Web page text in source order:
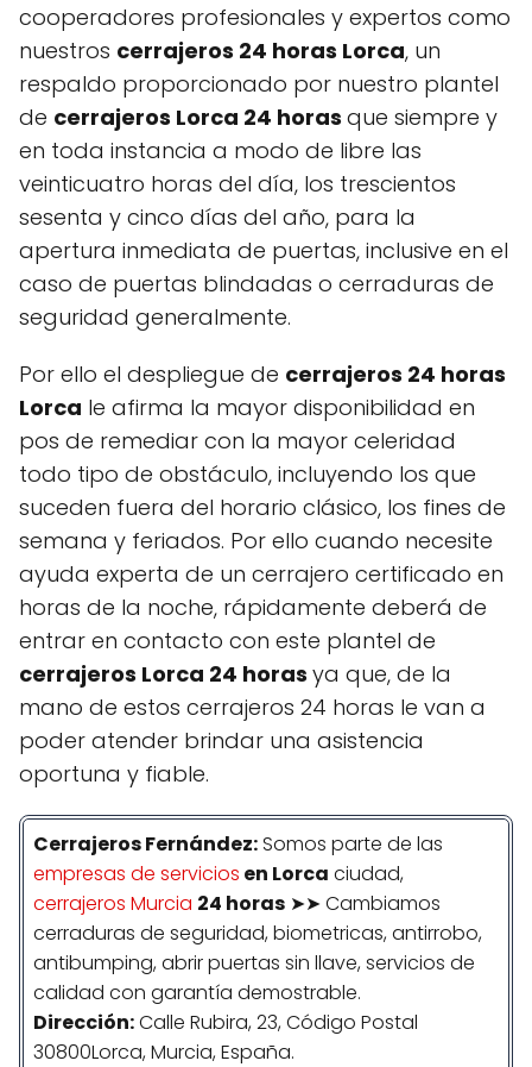
cooperadores profesionales y expertos como
nuestros cerrajeros 24 horas Lorca, un
respaldo proporcionado por nuestro plantel
de cerrajeros Lorca 24 horas que siempre y
en toda instancia a modo de libre las
veinticuatro horas del día, los trescientos
sesenta y cinco días del año, para la
apertura inmediata de puertas, inclusive en el
caso de puertas blindadas o cerraduras de
seguridad generalmente.
Por ello el despliegue de cerrajeros 24 horas
Lorca le afirma la mayor disponibilidad en
pos de remediar con la mayor celeridad
todo tipo de obstáculo, incluyendo los que
suceden fuera del horario clásico, los fines de
semana y feriados. Por ello cuando necesite
ayuda experta de un cerrajero certificado en
horas de la noche, rápidamente deberá de
entrar en contacto con este plantel de
cerrajeros Lorca 24 horas ya que, de la
mano de estos cerrajeros 24 horas le van a
poder atender brindar una asistencia
oportuna y fiable.
CerrajerosFernández:Somos parte de las
empresas de servicios en Lorca ciudad,
cerrajeros Murcia 24 horas ➤➤ Cambiamos
cerraduras de seguridad, biometricas, antirrobo,
antibumping, abrir puertas sin llave, servicios de
calidad con garantía demostrable.
Dirección:Calle Rubira, 23, Código Postal
30800Lorca, Murcia, España.